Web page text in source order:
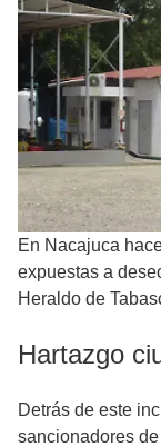
En Nacajuca
expuestas a
Heraldo de
Hartazgo
Detrás de este
sancionadores de